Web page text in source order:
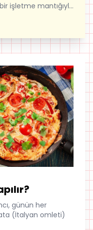
işletme mantığıyla
belediye
günün her
(İtalyan omleti)